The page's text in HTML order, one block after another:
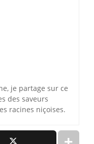
je partage sur ce
des saveurs
racines niçoises.